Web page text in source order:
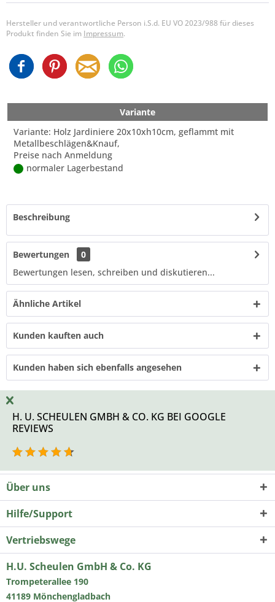
Hersteller und verantwortliche Person i.S.d. EU VO 2023/988 für dieses
Produkt finden Sie im Impressum.
Variante
Variante: Holz Jardiniere 20x10xh10cm, geflammt mit
Metallbeschlägen&Knauf,
Preise nach Anmeldung
normaler Lagerbestand
Beschreibung
Bewertungen
0
Bewertungen lesen, schreiben und diskutieren...
Ähnliche Artikel
Kunden kauften auch
Kunden haben sich ebenfalls angesehen
H. U. SCHEULEN GMBH & CO. KG BEI GOOGLE
REVIEWS
Über uns
Hilfe/Support
Vertriebswege
H.U. Scheulen GmbH & Co. KG
Trompeterallee 190
41189 Mönchengladbach